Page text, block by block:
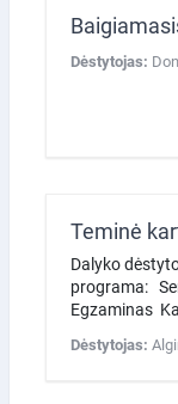
Dėstytojas:
Teminė
Dalyko
programa:
Egzaminas
Dėstytojas: